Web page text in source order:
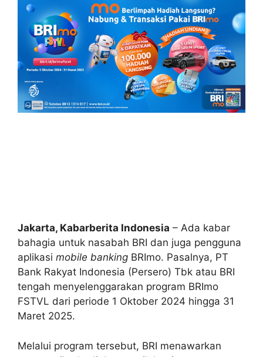
Jakarta, Kabarberita Indonesia – Ada kabar
bahagia untuk nasabah BRI dan juga pengguna
aplikasi mobile banking BRImo. Pasalnya, PT
Bank Rakyat Indonesia (Persero) Tbk atau BRI
tengah menyelenggarakan program BRImo
FSTVL dari periode 1 Oktober 2024 hingga 31
Maret 2025.
Melalui program tersebut, BRI menawarkan